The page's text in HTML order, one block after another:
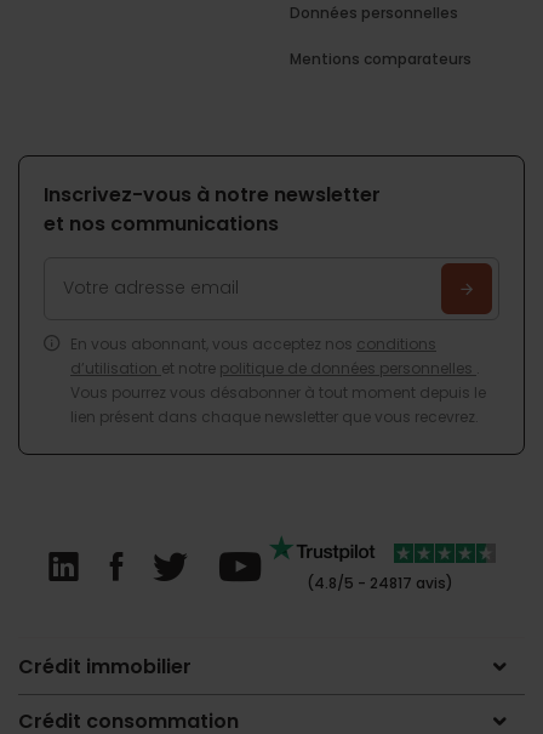
Données personnelles
Mentions comparateurs
Inscrivez-vous à notre newsletter
et nos communications
En vous abonnant, vous acceptez nos conditions
d’utilisation et notre politique de données personnelles
Vous pourrez vous désabonner à tout moment depuis le
lien présent dans chaque newsletter que vous recevrez.
(4.8/5 - 24817 avis)
Crédit immobilier
Crédit consommation